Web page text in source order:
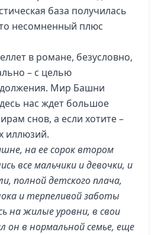
база получилась
несомненный плюс
в романе, безусловно,
– с целью
Мир Башни
нас ждет большое
снов, а если хотите –
иллюзий.
на ее сорок втором
все мальчики и девочки, и
полной детского плача,
и терпеливой заботы
на жилые уровни, в свои
он в нормальной семье, еще